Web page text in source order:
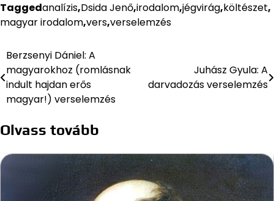
Taggedanalízis,Dsida Jenő,irodalom,jégvirág,költészet,
magyar irodalom,vers,verselemzés
Bejegyzés
navigáció
Berzsenyi Dániel: A
magyarokhoz (romlásnak
indult hajdan erős
magyar!) verselemzés
Juhász Gyula: A
darvadozás verselemzés
Olvass tovább